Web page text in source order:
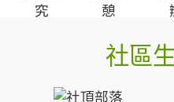
究
憩
社區